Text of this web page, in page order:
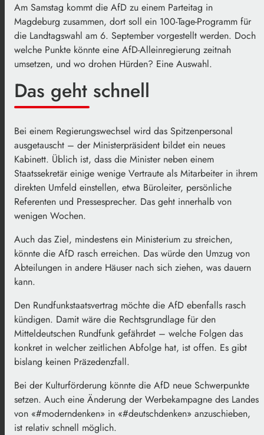
Am Samstag kommt die AfD zu einem Parteitag in
Magdeburg zusammen, dort soll ein 100-Tage-Programm für
die Landtagswahl am 6. September vorgestellt werden. Doch
welche Punkte könnte eine AfD-Alleinregierung zeitnah
umsetzen, und wo drohen Hürden? Eine Auswahl.
Das geht schnell
Bei einem Regierungswechsel wird das Spitzenpersonal
ausgetauscht – der Ministerpräsident bildet ein neues
Kabinett. Üblich ist, dass die Minister neben einem
Staatssekretär einige wenige Vertraute als Mitarbeiter in ihrem
direkten Umfeld einstellen, etwa Büroleiter, persönliche
Referenten und Pressesprecher. Das geht innerhalb von
wenigen Wochen.
Auch das Ziel, mindestens ein Ministerium zu streichen,
könnte die AfD rasch erreichen. Das würde den Umzug von
Abteilungen in andere Häuser nach sich ziehen, was dauern
kann.
Den Rundfunkstaatsvertrag möchte die AfD ebenfalls rasch
kündigen. Damit wäre die Rechtsgrundlage für den
Mitteldeutschen Rundfunk gefährdet – welche Folgen das
konkret in welcher zeitlichen Abfolge hat, ist offen. Es gibt
bislang keinen Präzedenzfall.
Bei der Kulturförderung könnte die AfD neue Schwerpunkte
setzen. Auch eine Änderung der Werbekampagne des Landes
von «#moderndenken» in «#deutschdenken» anzuschieben,
ist relativ schnell möglich.